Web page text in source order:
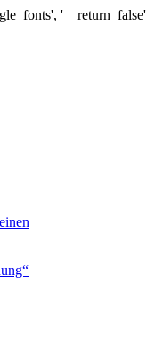
'__return_false'